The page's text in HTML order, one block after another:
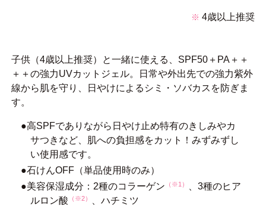
※ 4歳以上推奨
子供（4歳以上推奨）と一緒に使える、SPF50＋PA＋＋
＋＋の強力UVカットジェル。日常や外出先での強力紫外
線から肌を守り、日やけによるシミ・ソバカスを防ぎま
す。
●高SPFでありながら日やけ止め特有のきしみやカ
サつきなど、肌への負担感をカット！みずみずし
い使用感です。
●石けんOFF（単品使用時のみ）
●美容保湿成分：2種のコラーゲン （※1）
、3種のヒア
ルロン酸 （※2）
、ハチミツ